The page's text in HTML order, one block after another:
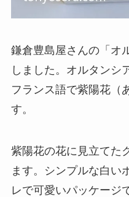
鎌倉豊島屋さんの「オ
しました。オルタンシ
フランス語で紫陽花（
す。
紫陽花の花に見立てた
ます。シンプルな白い
レで可愛いパッケージ